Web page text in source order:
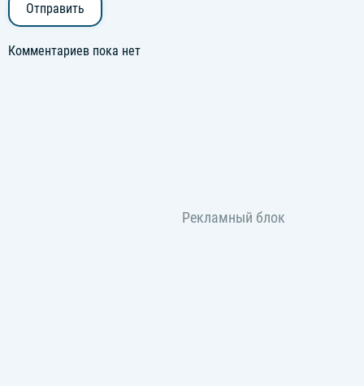
Отправить
Комментариев пока нет